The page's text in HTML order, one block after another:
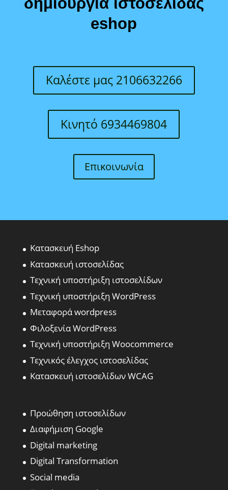
eshop
Καλέστε μας 2106632266
Κινητό 6934469804
Επικοινωνία
Κατασκευή Eshop
Κατασκευή ιστοσελίδας
Τεχνική υποστήριξη ιστοσελίδων
Τεχνική υποστήριξη WordPress
Μεταφορά wordpress
Φιλοξενία WordPress
Τεχνική υποστήριξη Woocommerce
Τεχνικός έλεγχος ιστοσελίδας
Κατασκευή ιστοσελίδων WCAG
Προώθηση ιστοσελίδων
Διαφήμιση Google
Digital marketing
Digital Transformation
Social media